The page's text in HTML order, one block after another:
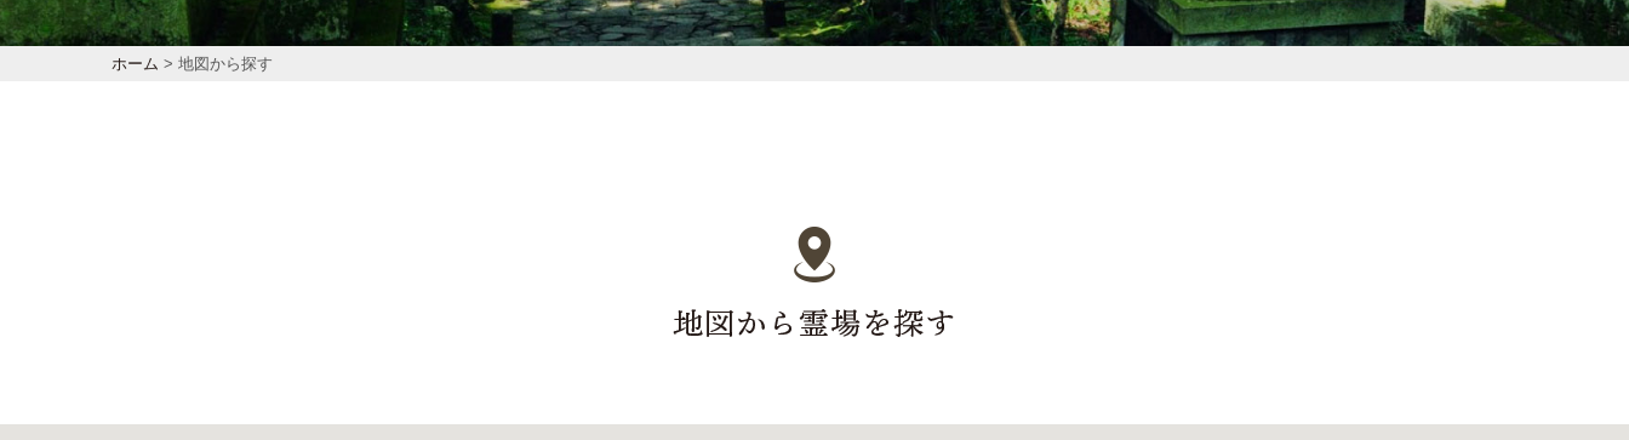
ホーム > 地図から探す